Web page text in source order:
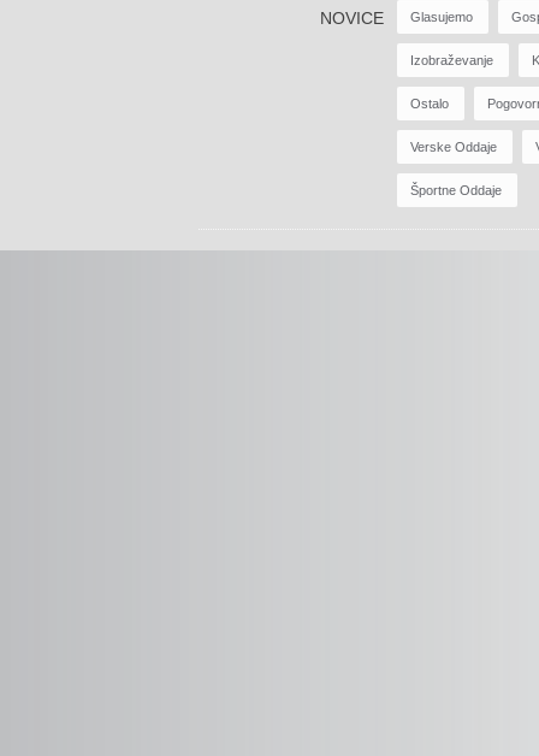
NOVICE Glasujemo
Izobraževanje
Ostalo
Verske Oddaje
Športne Oddaje